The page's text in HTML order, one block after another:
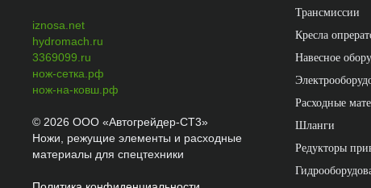
iznosa.net
hydromach.ru
3369099.ru
нож-сетка.рф
нож-на-ковш.рф
© 2026 ООО «Автогрейдер-СТ3»
Ножи, режущие элементы и расходные
материалы для спецтехники
Трансмиссии
Кресла
Навесное
Расходные
Шланги
Редукторы